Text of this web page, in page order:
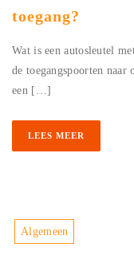
toegang?
Wat is een autosleutel
de toegangspoorten
een […]
LEES MEER
Algemeen